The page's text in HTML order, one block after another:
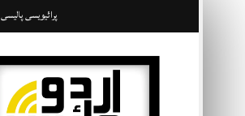
content
پرائیویسی پالیسی